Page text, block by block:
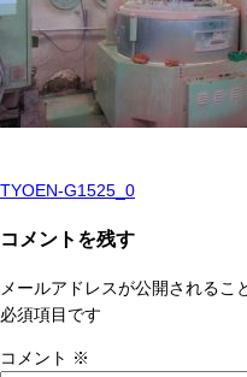
投
稿
ナ
ビ
ゲ
TYOEN-G1525_0
コメントを残す
メールアドレスが公開されるこ
必須項目です
コメント ※